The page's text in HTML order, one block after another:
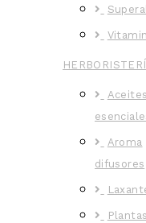
Aceites
Aroma
difusores
Plantas